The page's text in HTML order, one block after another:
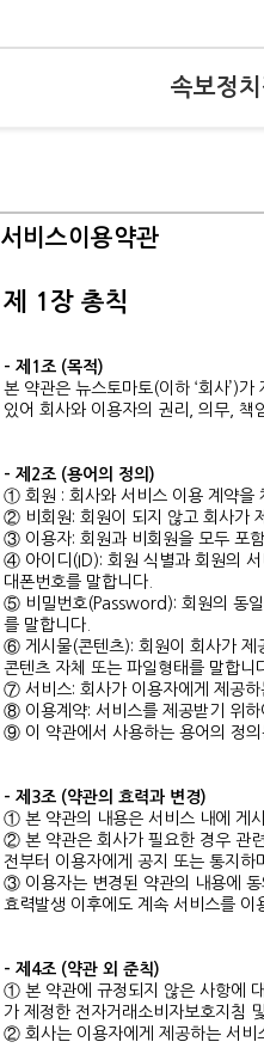
속보정치
서비스이용약관
제 1장 총칙
- 제1조 (목적)
본 약관은 뉴스토마토(이하 ‘회사’)
있어 회사와 이용자의 권리, 의무, 책
- 제2조 (용어의 정의)
① 회원 : 회사와 서비스 이용 계약을
② 비회원: 회원이 되지 않고 회사가
③ 이용자: 회원과 비회원을 모두 포
④ 아이디(ID): 회원 식별과 회원의 서
대폰번호를 말합니다.
⑤ 비밀번호(Password): 회원의 동일
를 말합니다.
⑥ 게시물(콘텐츠): 회원이 회사가 제
콘텐츠 자체 또는 파일형태를 말합니
⑦ 서비스: 회사가 이용자에게 제공하
⑧ 이용계약: 서비스를 제공받기 위하
⑨ 이 약관에서 사용하는 용어의 정의
- 제3조 (약관의 효력과 변경)
① 본 약관의 내용은 서비스 내에 게
② 본 약관은 회사가 필요한 경우 관
전부터 이용자에게 공지 또는 통지하
③ 이용자는 변경된 약관의 내용에 동
효력발생 이후에도 계속 서비스를 이
- 제4조 (약관 외 준칙)
① 본 약관에 규정되지 않은 사항에
가 제정한 전자거래소비자보호지침
② 회사는 이용자에게 제공하는 서비